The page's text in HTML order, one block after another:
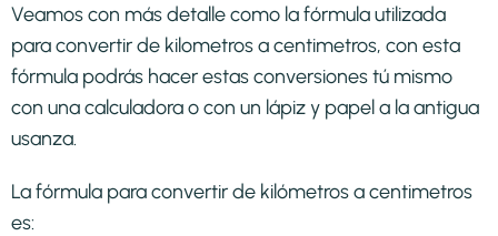
Veamos con más detalle como la fórmula utilizada
para convertir de kilometros a centimetros, con esta
fórmula podrás hacer estas conversiones tú mismo
con una calculadora o con un lápiz y papel a la antigua
usanza.
La fórmula para convertir de kilómetros a centimetros
es: